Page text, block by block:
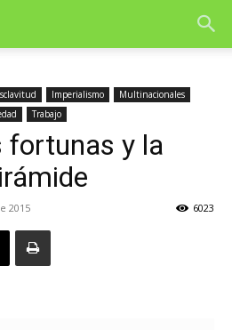
Imperialismo
Multinacionales
Trabajo
fortunas y la
2015 6023